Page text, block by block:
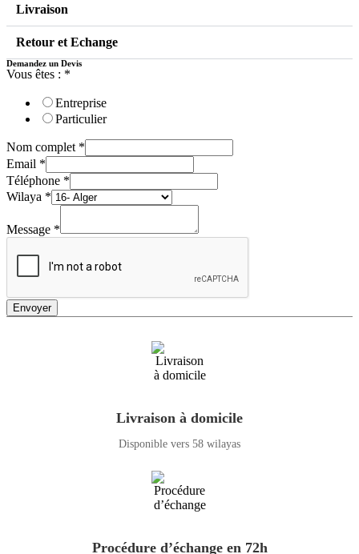
Livraison
Retour et Echange
Demandez un Devis
Vous êtes : *
Entreprise
Particulier
Nom complet *
Email *
Téléphone *
Wilaya *
Message *
Envoyer
Livraison à domicile
Disponible vers 58 wilayas
Procédure d’échange en 72h